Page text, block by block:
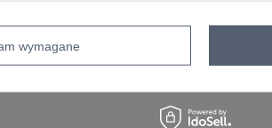
wymagane